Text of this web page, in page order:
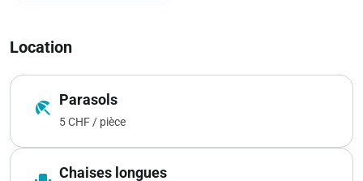
Location
beach_access Parasols
5 CHF / pièce
Chaises longues